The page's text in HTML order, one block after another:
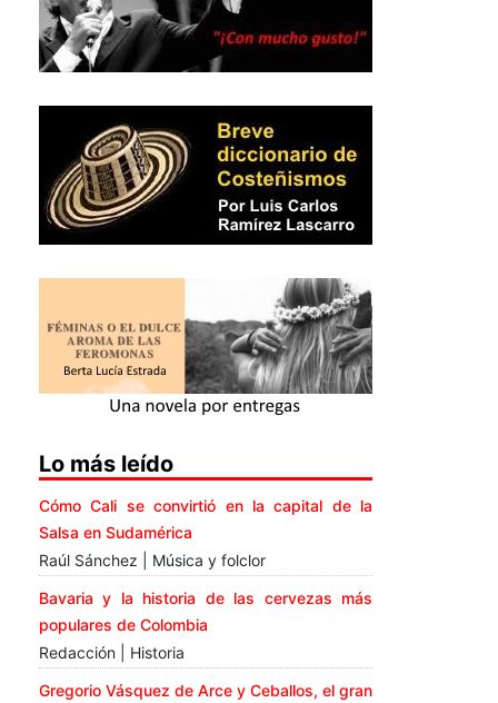
Lo más leído
Cómo Cali se convirtió en la capital de la
Salsa en Sudamérica
Raúl Sánchez | Música y folclor
Bavaria y la historia de las cervezas más
populares de Colombia
Redacción | Historia
Gregorio Vásquez de Arce y Ceballos, el gran